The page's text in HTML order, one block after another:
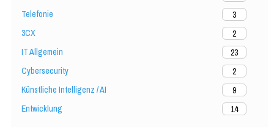
Telefonie
3
3CX
2
IT Allgemein
23
Cybersecurity
2
Künstliche Intelligenz / AI
9
Entwicklung
14